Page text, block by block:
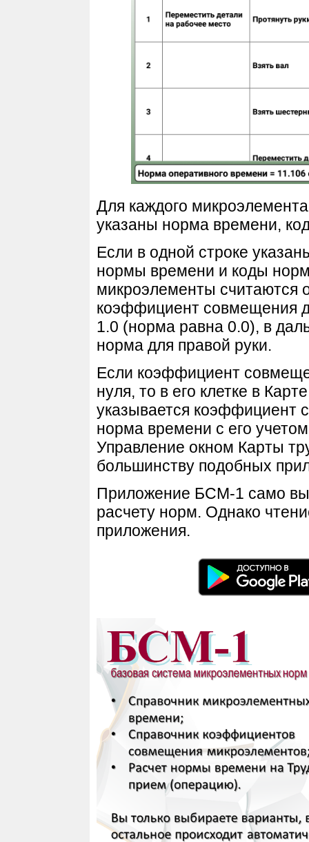
Для каждого
указаны норма времени,
Если в одной строке
нормы времени и коды
микроэлементы считаются
коэффициент совмещения
1.0 (норма равна 0.0), в
норма для правой руки.
Если коэффициент
нуля, то в его клетке в
указывается коэффициент
норма времени с его
Управление окном Карты
большинству подобных
Приложение БСМ-1 само
расчету норм. Однако
приложения.